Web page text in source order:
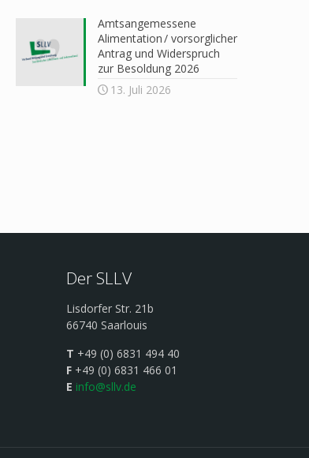
Amtsangemessene
Alimentation / vorsorglicher
Antrag und Widerspruch
zur Besoldung 2026
13. Juli 2026
Der SLLV
Lisdorfer Str. 21b
66740 Saarlouis
T +49 (0) 6831 494 40
F +49 (0) 6831 466 01
E info@sllv.de